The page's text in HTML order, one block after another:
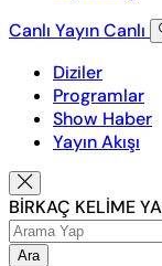
Canlı YayınCanlı
Diziler
Programlar
Show Haber
Yayın Akışı
BİRKAÇ KELİME
Ara